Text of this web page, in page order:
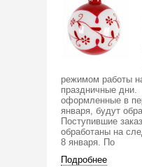
режимом работы
праздничные
оформленные в
января, будут
Поступившие
обработаны на
8 января. По
Подробнее